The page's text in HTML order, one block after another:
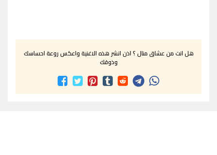
هل انت من عشاق منال ؟ اذن انشر هذه الاغنية واعكس روعة احساسك
وذوقك